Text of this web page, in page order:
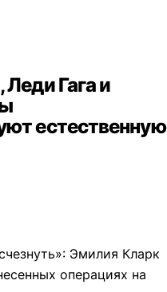
Гага и
естественную